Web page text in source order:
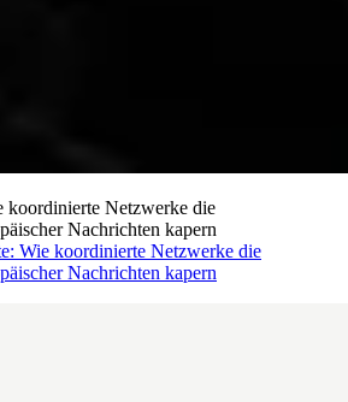
koordinierte Netzwerke die
Nachrichten kapern
Wie koordinierte Netzwerke die
Nachrichten kapern